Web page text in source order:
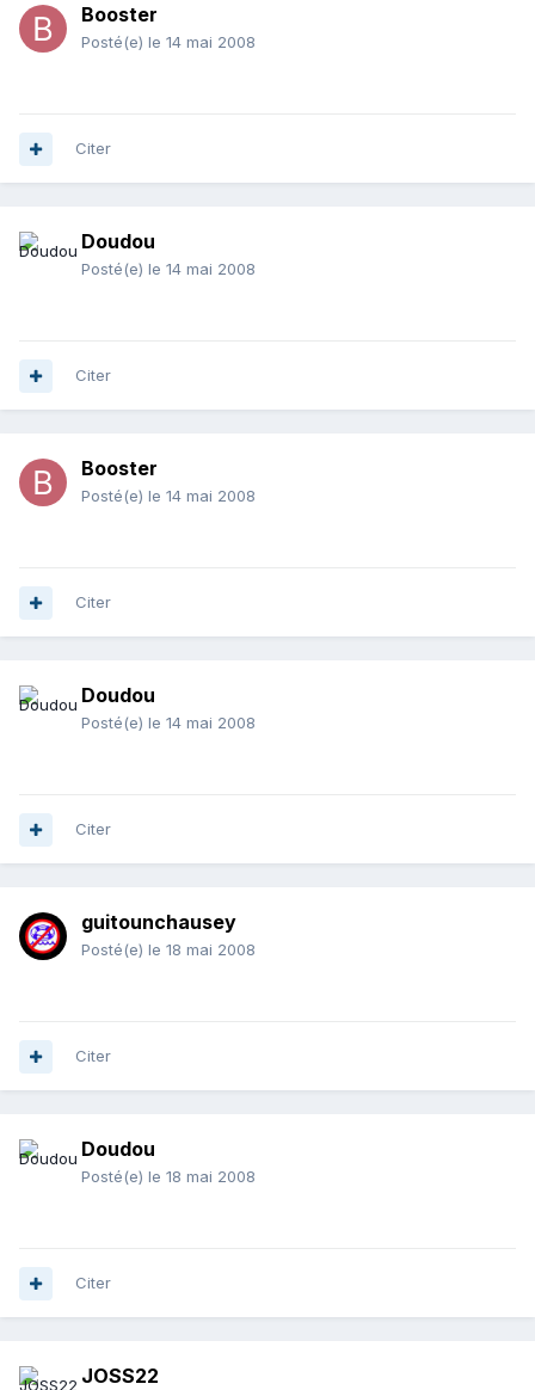
Booster
Posté(e) le 14 mai 2008
Citer
Doudou
Posté(e) le 14 mai 2008
Citer
Booster
Posté(e) le 14 mai 2008
Citer
Doudou
Posté(e) le 14 mai 2008
Citer
guitounchausey
Posté(e) le 18 mai 2008
Citer
Doudou
Posté(e) le 18 mai 2008
Citer
JOSS22